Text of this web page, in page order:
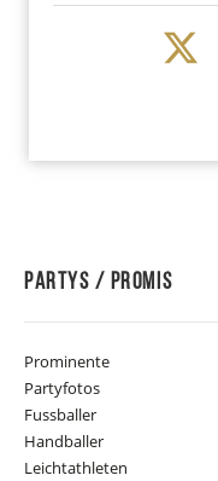
Partys / Promis
Prominente
Partyfotos
Fussballer
Handballer
Leichtathleten